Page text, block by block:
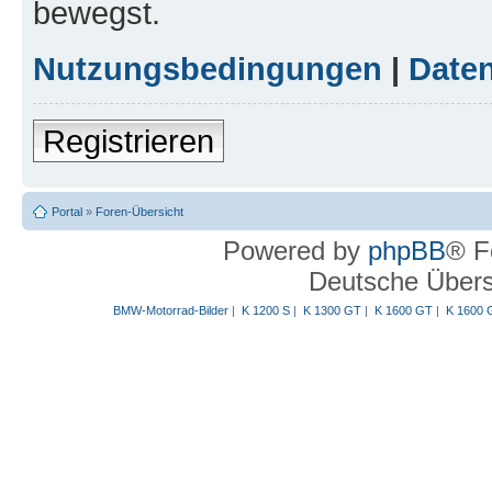
bewegst.
Nutzungsbedingungen |
Registrieren
Portal » Foren-Übersicht
Powered by phpBB®
Deutsche
BMW-Motorrad-Bilder| K 1200 S| K 1300 GT| K 1600 GT| K 1600